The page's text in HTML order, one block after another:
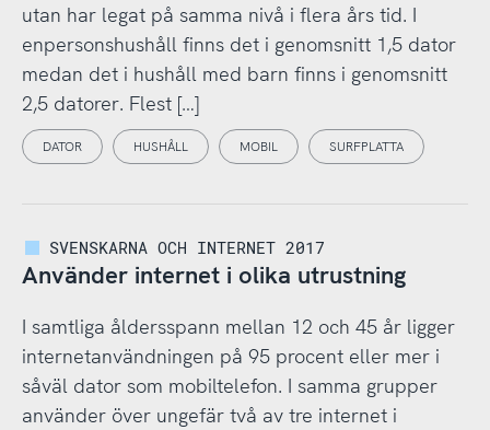
utan har legat på samma nivå i flera års tid. I
enpersonshushåll finns det i genomsnitt 1,5 dator
medan det i hushåll med barn finns i genomsnitt
2,5 datorer. Flest […]
DATOR HUSHÅLL MOBIL SURFPLATTA
SVENSKARNA OCH INTERNET 2017
Använder internet i olika utrustning
I samtliga åldersspann mellan 12 och 45 år ligger
internetanvändningen på 95 procent eller mer i
såväl dator som mobiltelefon. I samma grupper
använder över ungefär två av tre internet i